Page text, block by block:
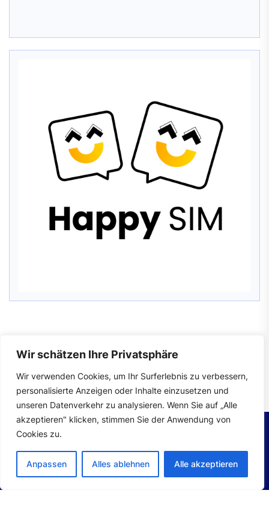
Wir schätzen Ihre Privatsphäre
Wir verwenden Cookies, um Ihr Surferlebnis zu verbessern,
personalisierte Anzeigen oder Inhalte einzusetzen und
unseren Datenverkehr zu analysieren. Wenn Sie auf „Alle
akzeptieren" klicken, stimmen Sie der Anwendung von
Cookies zu.
Anpassen Alles ablehnen Alle akzeptieren
Impressum|Datenschutzerklärung
Copyright © 2026 Autoteile.All Rights Reserved.
Theme: Mahalo By
Themeinwp.Powered byWordPress.